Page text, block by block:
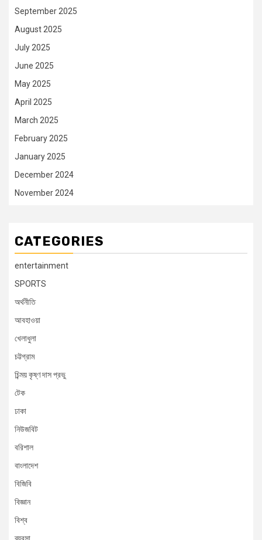
September 2025
August 2025
July 2025
June 2025
May 2025
April 2025
March 2025
February 2025
January 2025
December 2024
November 2024
CATEGORIES
entertainment
SPORTS
অর্থনীতি
আবহাওয়া
খেলাধুলা
চট্টগ্রাম
চিন্ময় কৃষ্ণ দাস প্রভু
টেক
ঢাকা
নিউজবিট
বরিশাল
বাংলাদেশ
বিজিবি
বিজ্ঞান
বিশ্ব